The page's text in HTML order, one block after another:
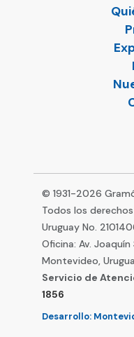
© 1931-2026
Todos los
Uruguay No.
Oficina: Av. Joaquín
Montevideo,
Servicio de
1856
Desarrollo: